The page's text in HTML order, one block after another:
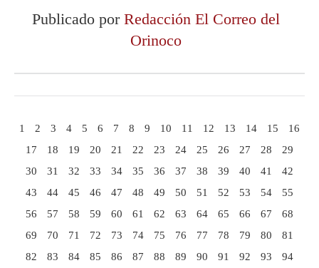
Publicado por Redacción El Correo del
Orinoco
1 2 3 4 5 6 7 8 9 10 11 12 13 14 15
16
17
18 19 20 21 22 23 24 25 26 27 28
29
30
31 32 33 34 35 36 37 38 39 40 41
42
43
44 45 46 47 48 49 50 51 52 53 54
55
56
57 58 59 60 61 62 63 64 65 66 67
68
69
70 71 72 73 74 75 76 77 78 79 80
81
82
83 84 85 86 87 88 89 90 91 92 93
94